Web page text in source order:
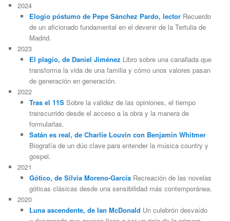
2024
Elogio póstumo de Pepe Sánchez Pardo, lectorRecuerdo
de un aficionado fundamental en el devenir de la Tertulia de
Madrid.
2023
El plagio, de Daniel Jiménez Libro sobre una canallada que
transforma la vida de una familia y cómo unos valores pasan
de generación en generación.
2022
Tras el 11SSobre la validez de las opiniones, el tiempo
transcurrido desde el acceso a la obra y la manera de
formularlas.
Satán es real, de Charlie Louvin con Benjamin Whitmer
Biografía de un dúo clave para entender la música country y
gospel.
2021
Gótico, de Silvia Moreno-GarcíaRecreación de las novelas
góticas clásicas desde una sensibilidad más contemporánea.
2020
Luna ascendente, de Ian McDonald Un culebrón desvaído